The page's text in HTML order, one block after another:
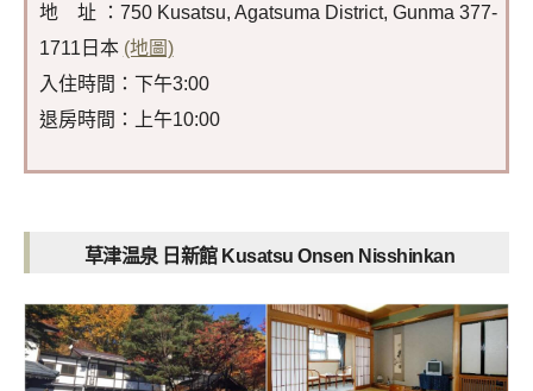
地 址 ：750 Kusatsu, Agatsuma District, Gunma 377-
1711日本 (地圖)
入住時間：下午3:00
退房時間：上午10:00
草津温泉 日新館 Kusatsu Onsen Nisshinkan